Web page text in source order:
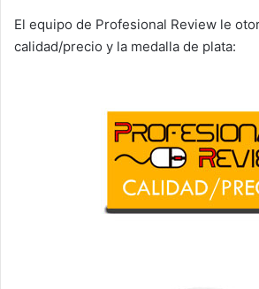
El equipo de Profesional Review le
calidad/precio y la medalla de plata: